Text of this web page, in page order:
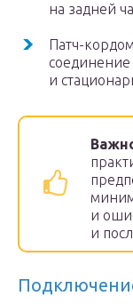
на задней
Патч-
и
и
и